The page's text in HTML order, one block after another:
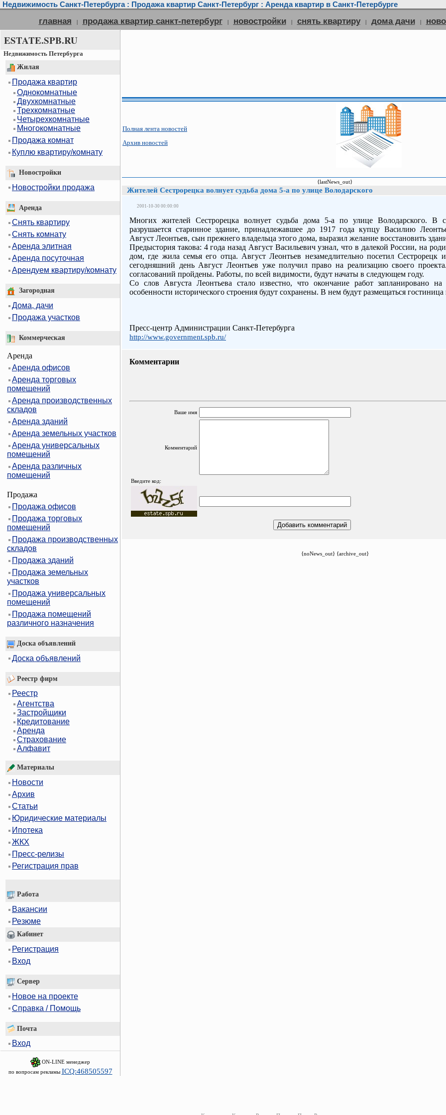
Недвижимость Санкт-Петербурга : Продажа квартир Санкт-Петербург : Аренда квартир в Санкт-Петербурге
главная | продажа квартир санкт-петербург | новостройки | снять квартиру | дома дачи |
ESTATE.SPB.RU
Недвижимость Петербурга
Жилая
Продажа квартир
Однокомнатные
Двухкомнатные
Трехкомнатные
Четырехкомнатные
Многокомнатные
Продажа комнат
Куплю квартиру/комнату
Новостройки
Новостройки продажа
Аренда
Снять квартиру
Снять комнату
Аренда элитная
Аренда посуточная
Арендуем квартиру/комнату
Загородная
Дома, дачи
Продажа участков
Коммерческая
Аренда
Аренда офисов
Аренда торговых
помещений
Аренда производственных
складов
Аренда зданий
Аренда земельных участков
Аренда универсальных
помещений
Аренда различных
помещений
Продажа
Продажа офисов
Продажа торговых
помещений
Продажа производственных
складов
Продажа зданий
Продажа земельных
участков
Продажа универсальных
помещений
Продажа помещений
различного назначения
Доска объявлений
Доска объявлений
Реестр фирм
Реестр
Агентства
Застройщики
Кредитование
Аренда
Страхование
Алфавит
Материалы
Новости
Архив
Статьи
Юридические материалы
Ипотека
ЖКХ
Пресс-релизы
Регистрация прав
Работа
Вакансии
Резюме
Кабинет
Регистрация
Вход
Сервер
Новое на проекте
Справка / Помощь
Почта
Вход
ON-LINE менеджер
по вопросам рекламы ICQ:468505597
Полная лента новостей
Архив новостей
{lastNews_out}
Жителей Сестрорецка волнует судьба дома 5-а по улице Володарского
2001-10-30 00:00:00
Многих жителей Сестрорецка волнует судьба дома 5-а по улице Володарского. В
разрушается старинное здание, принадлежавшее до 1917 года купцу Василию
Август Леонтьев, сын прежнего владельца этого дома, выразил желание восстановить
Предыстория такова: 4 года назад Август Васильевич узнал, что в далекой России, на
дом, где жила семья его отца. Август Леонтьев незамедлительно посетил
сегодняшний день Август Леонтьев уже получил право на реализацию своего
согласований пройдены. Работы, по всей видимости, будут начаты в следующем году.
Со слов Августа Леонтьева стало известно, что окончание работ запланировано
особенности исторического строения будут сохранены. В нем будут размещаться гостиница
Пресс-центр Администрации Санкт-Петербурга
http://www.government.spb.ru/
Комментарии
Ваше имя
Комментарий
Введите код:
{noNews_out} {archive_out}